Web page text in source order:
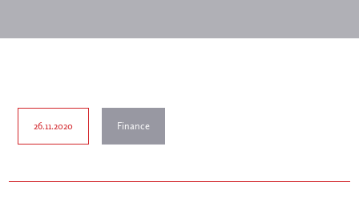
26.11.2020 Finance